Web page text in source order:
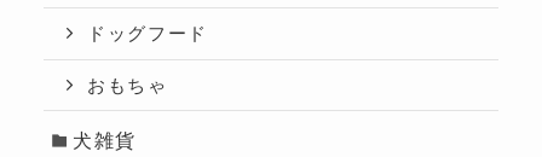
ドッグフード
おもちゃ
犬雑貨